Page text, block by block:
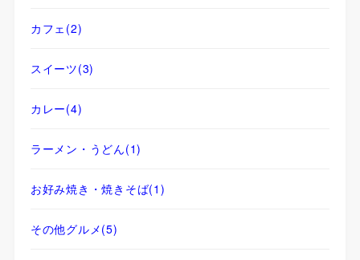
カフェ (2)
スイーツ(3)
カレー(4)
ラーメン・うどん(1)
お好み焼き・焼きそば(1)
その他グルメ(5)